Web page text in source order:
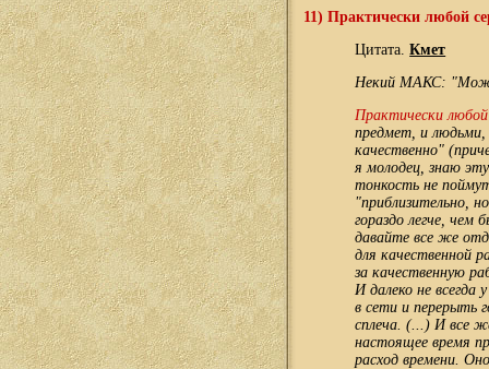
11) Практически любой
Цитата.Кмет
Некий МАКС:
Практически любой
предмет, и
качественно"
я молодец, знаю
тонкость не
"приблизительно,
гораздо легче, чем
давайте все же
для качественной
за качественную
И далеко не всегда
в сети и перерыть
сплеча. (...) И все
настоящее время
расход времени.